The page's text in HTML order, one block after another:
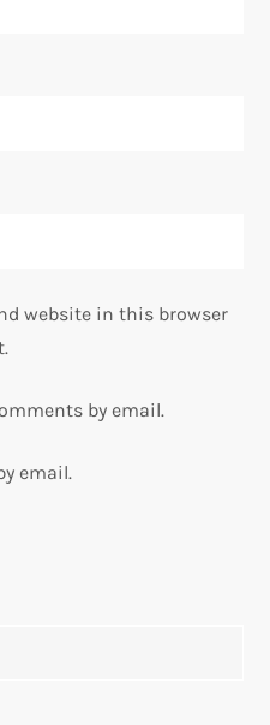
website in this browser
by email.
email.